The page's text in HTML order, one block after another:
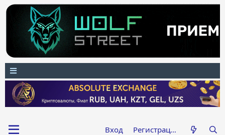
Вход Регистрация